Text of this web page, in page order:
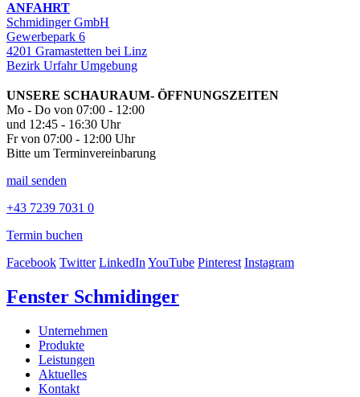
ANFAHRT
Schmidinger GmbH
Gewerbepark 6
4201 Gramastetten bei Linz
Bezirk Urfahr Umgebung
UNSERE SCHAURAUM- ÖFFNUNGSZEITEN
Mo - Do von 07:00 - 12:00
und 12:45 - 16:30 Uhr
Fr von 07:00 - 12:00 Uhr
Bitte um Terminvereinbarung
mail senden
+43 7239 7031 0
Termin buchen
Facebook Twitter LinkedInYouTube Pinterest Instagram
Fenster Schmidinger
Unternehmen
Produkte
Leistungen
Aktuelles
Kontakt